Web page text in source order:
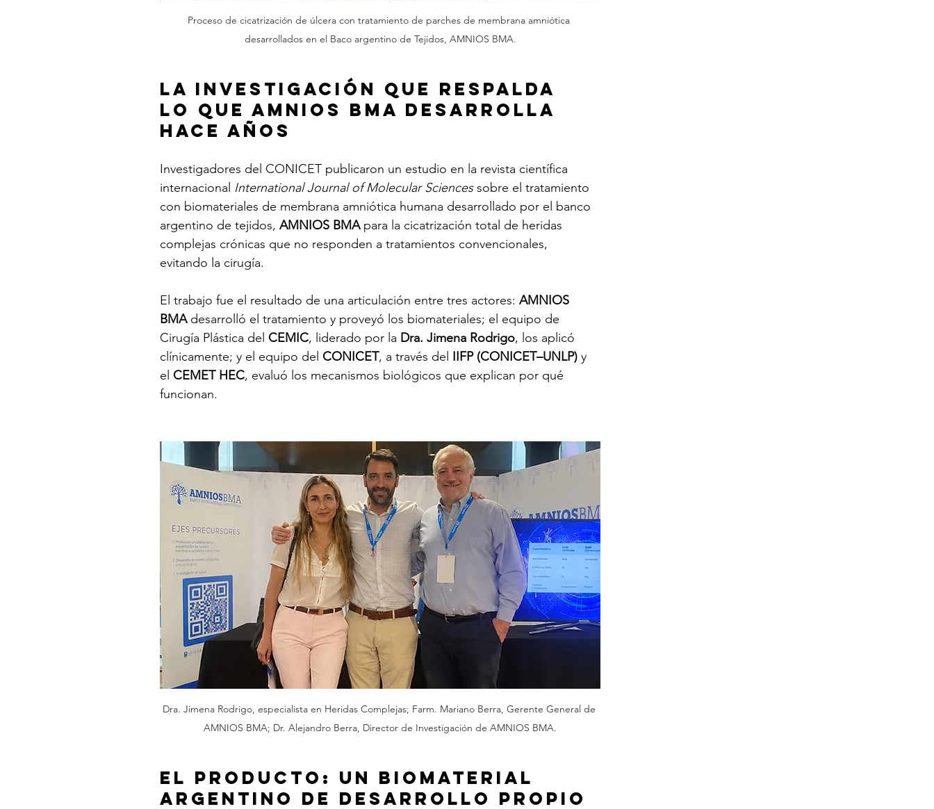
Proceso de cicatrización de úlcera con tratamiento de parches de membrana amniótica
desarrollados en el Baco argentino de Tejidos, AMNIOS BMA.
La investigación que respalda
lo que AMNIOS BMA desarrolla
hace años
Investigadores del CONICET publicaron un estudio en la revista científica
internacional International Journal of Molecular Sciences sobre el tratamiento
con biomateriales de membrana amniótica humana desarrollado por el banco
argentino de tejidos, AMNIOS BMA para la cicatrización total de heridas
complejas crónicas que no responden a tratamientos convencionales,
evitando la cirugía.
El trabajo fue el resultado de una articulación entre tres actores: AMNIOS
BMA desarrolló el tratamiento y proveyó los biomateriales; el equipo de
Cirugía Plástica del CEMIC, liderado por la Dra. Jimena Rodrigo, los aplicó
clínicamente; y el equipo del CONICET, a través del IIFP (CONICET–UNLP) y
el CEMET HEC, evaluó los mecanismos biológicos que explican por qué
funcionan.
Dra. Jimena Rodrigo, especialista en Heridas Complejas; Farm. Mariano Berra, Gerente General de
AMNIOS BMA; Dr. Alejandro Berra, Director de Investigación de AMNIOS BMA.
El producto: un biomaterial
argentino de desarrollo propio